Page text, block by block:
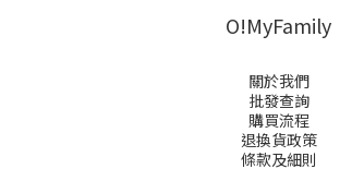
O!MyFamily
關於我們
批發查詢
購買流程
退換貨政策
條款及細則